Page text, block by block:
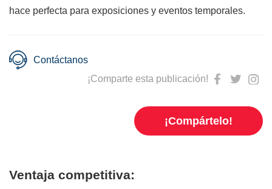
hace perfecta para exposiciones y eventos temporales.
Contáctanos
¡Comparte esta publicación!
¡Compártelo!
Ventaja competitiva: